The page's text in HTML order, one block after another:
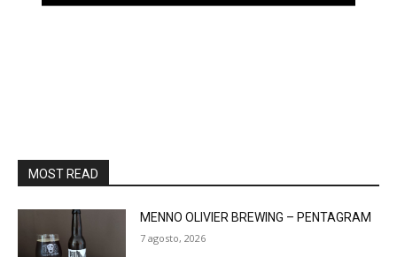
MOST READ
MENNO OLIVIER BREWING – PENTAGRAM
7 agosto, 2026